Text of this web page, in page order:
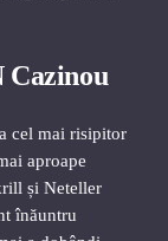
Cazinou
cel mai risipitor
aproape
și Neteller
înăuntru